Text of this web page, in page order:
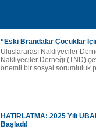
“Eski Brandalar Çocuklar
Uluslararası Nakliyeciler
Nakliyeciler Derneği (TND)
önemli bir sosyal sorumluluk
HATIRLATMA: 2025 Yılı
Başladı!